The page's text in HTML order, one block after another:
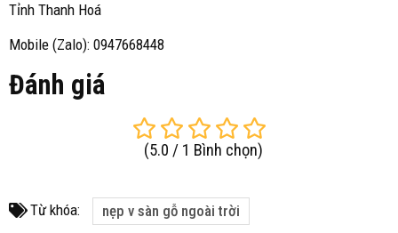
Tỉnh Thanh Hoá
Mobile (Zalo): 0947668448
Đánh giá
(5.0 / 1 Bình chọn)
Từ khóa: nẹp v sàn gỗ ngoài trời